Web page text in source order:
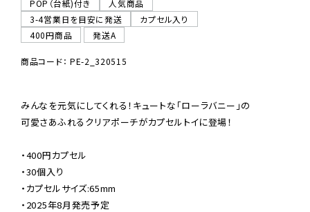
POP（台紙)付き
人気商品
3-4営業日を目安に発送
カプセル入り
400円商品
発送A
商品コード： PE-2_320515
みんなを元気にしてくれる！キュートな「ローラバニー」の
可愛さあふれるクリアポーチがカプセルトイに登場！
・400円カプセル
・30個入り
・カプセルサイズ:65mm
・2025年8月発売予定